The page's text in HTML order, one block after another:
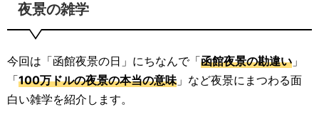
夜景の雑学
今回は「函館夜景の日」にちなんで「函館夜景の勘違い 」
「100万ドルの夜景の本当の意味」など夜景にまつわる面
白い雑学を紹介します。